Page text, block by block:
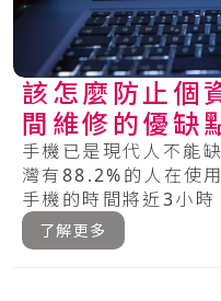
該怎麼防止個
間維修的優缺
看懂！
手機已是現代人不能
灣有88.2%的人在使
手機的時間將近3小
了解更多